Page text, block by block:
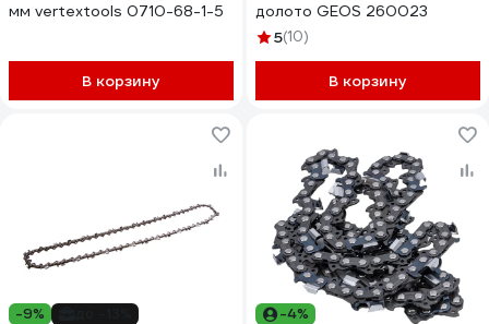
мм vertextools 0710-68-1-5
В корзину
долото GEOS 260023
5(10)
В корзину
-9% -4%